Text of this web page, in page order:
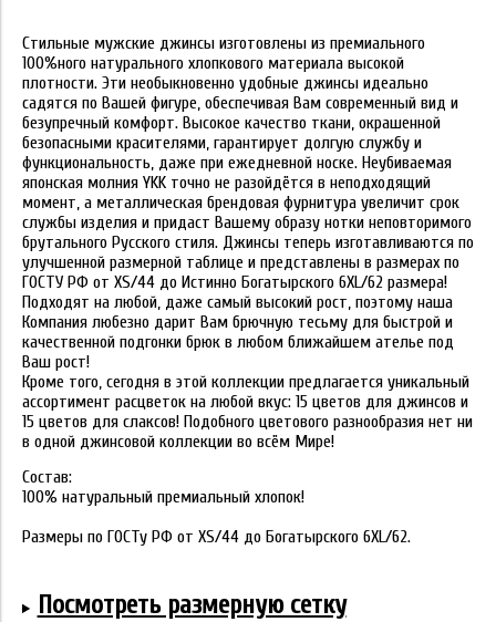
Стильные мужские джинсы изготовлены из премиального
100%ного натурального хлопкового материала высокой
плотности. Эти необыкновенно удобные джинсы идеально
садятся по Вашей фигуре, обеспечивая Вам современный вид и
безупречный комфорт. Высокое качество ткани, окрашенной
безопасными красителями, гарантирует долгую службу и
функциональность, даже при ежедневной носке. Неубиваемая
японская молния YKK точно не разойдётся в неподходящий
момент, а металлическая брендовая фурнитура увеличит срок
службы изделия и придаст Вашему образу нотки неповторимого
брутального Русского стиля. Джинсы теперь изготавливаются по
улучшенной размерной таблице и представлены в размерах по
ГОСТУ РФ от XS/44 до Истинно Богатырского 6XL/62 размера!
Подходят на любой, даже самый высокий рост, поэтому наша
Компания любезно дарит Вам брючную тесьму для быстрой и
качественной подгонки брюк в любом ближайшем ателье под
Ваш рост!
Кроме того, сегодня в этой коллекции предлагается уникальный
ассортимент расцветок на любой вкус: 15 цветов для джинсов и
15 цветов для слаксов! Подобного цветового разнообразия нет ни
в одной джинсовой коллекции во всём Мире!
Состав:
100% натуральный премиальный хлопок!
Размеры по ГОСТу РФ от XS/44 до Богатырского 6XL/62.
Посмотреть размерную сетку